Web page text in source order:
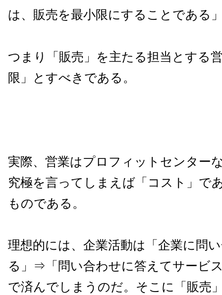
は、販売を最小限にすることである
つまり「販売」を主たる担当とする
限」とすべきである。
実際、営業はプロフィットセンター
究極を言ってしまえば「コスト」で
ものである。
理想的には、企業活動は「企業に問
る」⇒「問い合わせに答えてサービ
で済んでしまうのだ。そこに「販売